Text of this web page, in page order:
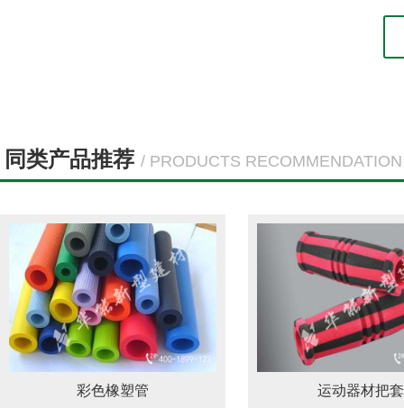
同类产品推荐 / PRODUCTS RECOMMENDATION
彩色橡塑管 运动器材把套